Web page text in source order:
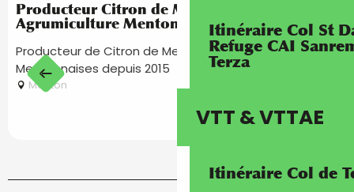
Itinéraire Col St
Refuge CAI
Terza
VTT & VTTAE
Itinéraire Col de
Producteur Citron de Menton IGP -
Agrumiculture Mentonnaise A.L. Sepicacchi
Producteur de Citron de Menton sur le collines
Mentonnaises depuis 2015
Menton